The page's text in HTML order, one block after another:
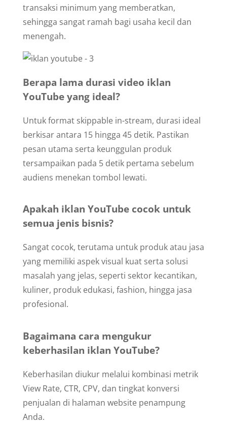
transaksi minimum yang memberatkan,
sehingga sangat ramah bagi usaha kecil dan
menengah.
Berapa lama durasi video iklan
YouTube yang ideal?
Untuk format skippable in-stream, durasi ideal
berkisar antara 15 hingga 45 detik. Pastikan
pesan utama serta keunggulan produk
tersampaikan pada 5 detik pertama sebelum
audiens menekan tombol lewati.
Apakah iklan YouTube cocok untuk
semua jenis bisnis?
Sangat cocok, terutama untuk produk atau jasa
yang memiliki aspek visual kuat serta solusi
masalah yang jelas, seperti sektor kecantikan,
kuliner, produk edukasi, fashion, hingga jasa
profesional.
Bagaimana cara mengukur
keberhasilan iklan YouTube?
Keberhasilan diukur melalui kombinasi metrik
View Rate, CTR, CPV, dan tingkat konversi
penjualan di halaman website penampung
Anda.